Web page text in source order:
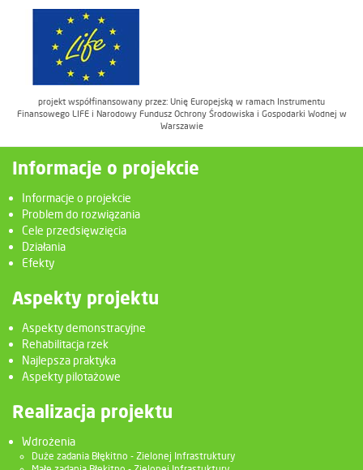
projekt współfinansowany przez: Unię Europejską w ramach Instrumentu
Finansowego LIFE i Narodowy Fundusz Ochrony Środowiska i Gospodarki Wodnej w
Warszawie
Informacje o projekcie
Informacje o projekcie
Problem do rozwiązania
Cele przedsięwzięcia
Działania
Efekty
Aspekty projektu
Aspekty demonstracyjne
Rehabilitacja rzek
Najlepsza praktyka
Aspekty pilotażowe
Realizacja projektu
Wdrożenia
Duże zadania Błękitno - Zielonej Infrastruktury